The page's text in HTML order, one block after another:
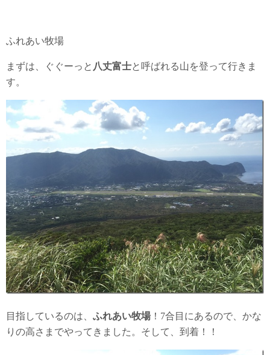
ふれあい牧場
まずは、ぐぐーっと 八丈富士と呼ばれる山を登って行きま
す。
目指しているのは、 ふれあい牧場！7合目にあるので、かな
りの高さまでやってきました。そして、到着！！